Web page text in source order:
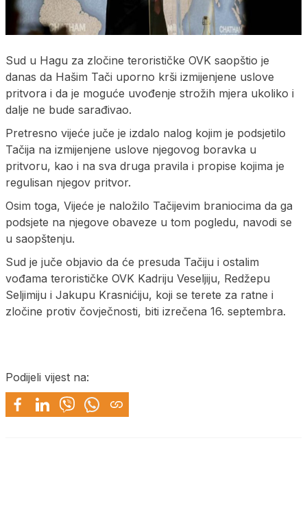
Sud u Hagu za zločine terorističke OVK saopštio je
danas da Hašim Tači uporno krši izmijenjene uslove
pritvora i da je moguće uvođenje strožih mjera ukoliko i
dalje ne bude sarađivao.
Pretresno vijeće juče je izdalo nalog kojim je podsjetilo
Tačija na izmijenjene uslove njegovog boravka u
pritvoru, kao i na sva druga pravila i propise kojima je
regulisan njegov pritvor.
Osim toga, Vijeće je naložilo Tačijevim braniocima da ga
podsjete na njegove obaveze u tom pogledu, navodi se
u saopštenju.
Sud je juče objavio da će presuda Tačiju i ostalim
vođama terorističke OVK Kadriju Veseljiju, Redžepu
Seljimiju i Јakupu Krasnićiju, koji se terete za ratne i
zločine protiv čovječnosti, biti izrečena 16. septembra.
Podijeli vijest na: